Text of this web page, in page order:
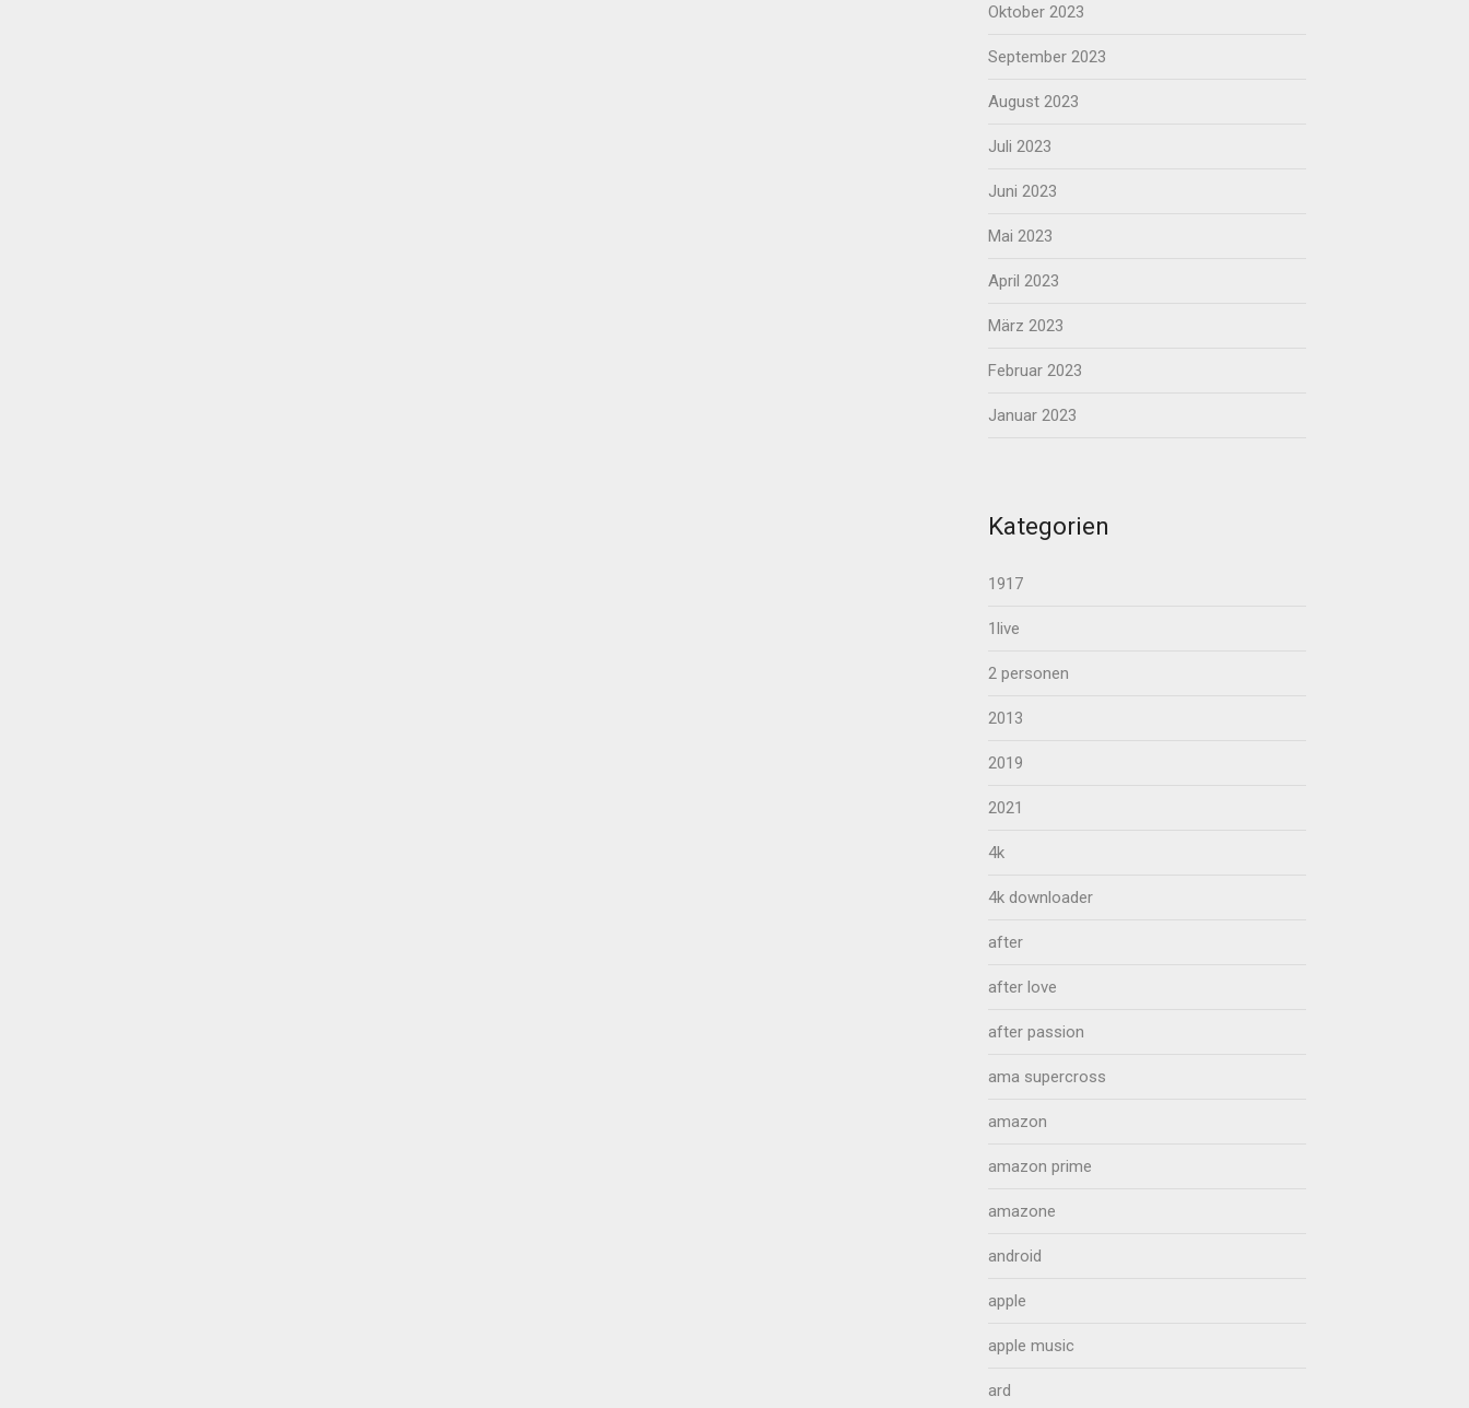
Oktober 2023
September 2023
August 2023
Juli 2023
Juni 2023
Mai 2023
April 2023
März 2023
Februar 2023
Januar 2023
Kategorien
1917
1live
2 personen
2013
2019
2021
4k
4k downloader
after
after love
after passion
ama supercross
amazon
amazon prime
amazone
android
apple
apple music
ard